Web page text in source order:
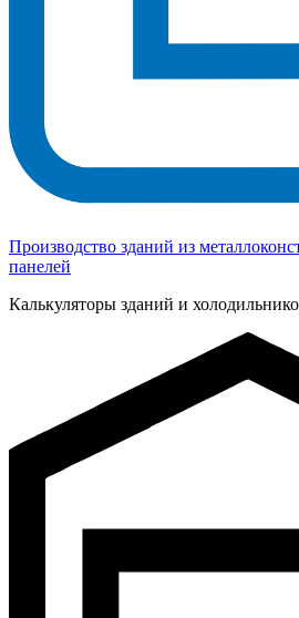
Производство зданий из
панелей
Калькуляторы зданий и